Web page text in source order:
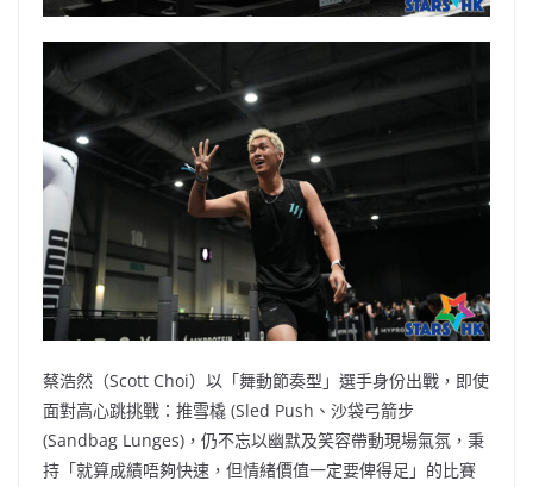
蔡浩然（Scott Choi）以「舞動節奏型」選手身份出戰，即使
面對高心跳挑戰：推雪橇 (Sled Push、沙袋弓箭步
(Sandbag Lunges)，仍不忘以幽默及笑容帶動現場氣氛，秉
持「就算成績唔夠快速，但情緒價值一定要俾得足」的比賽